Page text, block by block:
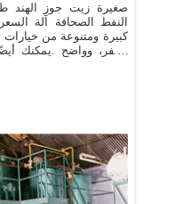
النفط الصحافة آلة
كبيرة ومتنوعة من خيارات
أصفر، وواضح .يمكنك